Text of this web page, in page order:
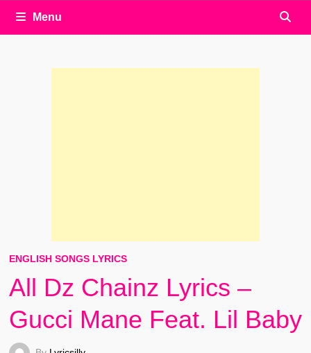
Menu
ENGLISH SONGS LYRICS
All Dz Chainz Lyrics –
Gucci Mane Feat. Lil Baby